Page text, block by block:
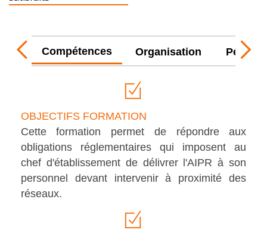
Previous
Compétences Organisation
OBJECTIFS FORMATION
Cette formation permet de répondre aux
obligations réglementaires qui imposent au
chef d'établissement de délivrer l'AIPR à son
personnel devant intervenir à proximité des
réseaux.